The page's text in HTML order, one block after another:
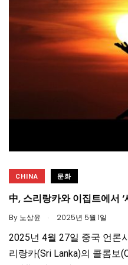
CHINA 문화
中, 스리랑카와 이집트에서
By 노상윤 . 2025년 5월 1일
2025년 4월 27일 중국 언론
리랑카(Sri Lanka)의 콜롬보